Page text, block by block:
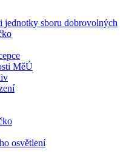
jednotky sboru dobrovolných
MěÚ
osvětlení